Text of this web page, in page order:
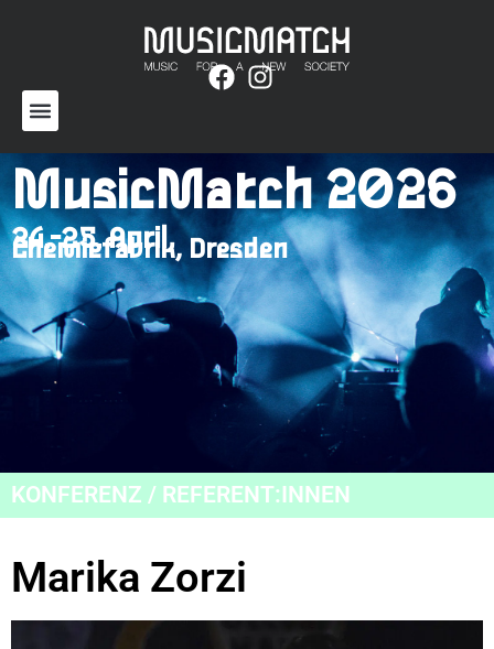
MusicMatch 2026
24.-25. April
Chemiefabrik, Dresden
KONFERENZ / REFERENT:INNEN
Marika Zorzi